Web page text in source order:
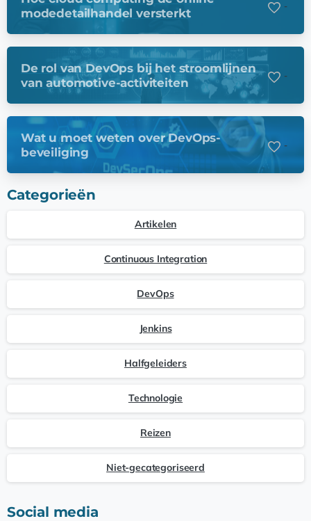
modedetailhandel versterkt
-
De rol van DevOps bij het stroomlijnen
van automotive-activiteiten
-
Wat u moet weten over DevOps-
beveiliging
-
Categorieën
Artikelen
Continuous Integration
DevOps
Jenkins
Halfgeleiders
Technologie
Reizen
Niet-gecategoriseerd
Social media